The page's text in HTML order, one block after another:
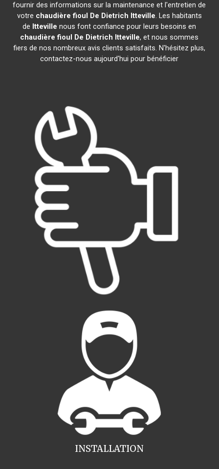
fournir des informations sur la maintenance et l'entretien de
votre chaudière fioul De Dietrich Itteville. Les habitants
de Itteville nous font confiance pour leurs besoins en
chaudière fioul De Dietrich Itteville, et nous sommes
fiers de nos nombreux avis clients satisfaits. N'hésitez plus,
contactez-nous aujourd'hui pour bénéficier
INSTALLATION